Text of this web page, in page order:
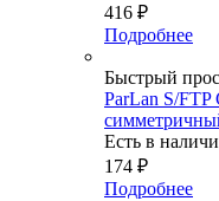
416 ₽
Подробнее
Быстрый
ParLan S/
Есть в
174 ₽
Подробнее